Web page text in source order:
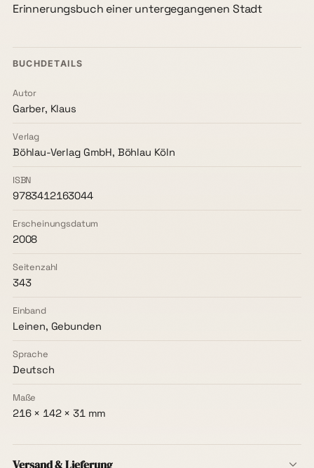
Erinnerungsbuch einer untergegangenen Stadt
BUCHDETAILS
Autor
Garber, Klaus
Verlag
Böhlau-Verlag GmbH, Böhlau Köln
ISBN
9783412163044
Erscheinungsdatum
2008
Seitenzahl
343
Einband
Leinen, Gebunden
Sprache
Deutsch
Maße
216 × 142 × 31 mm
Versand & Lieferung